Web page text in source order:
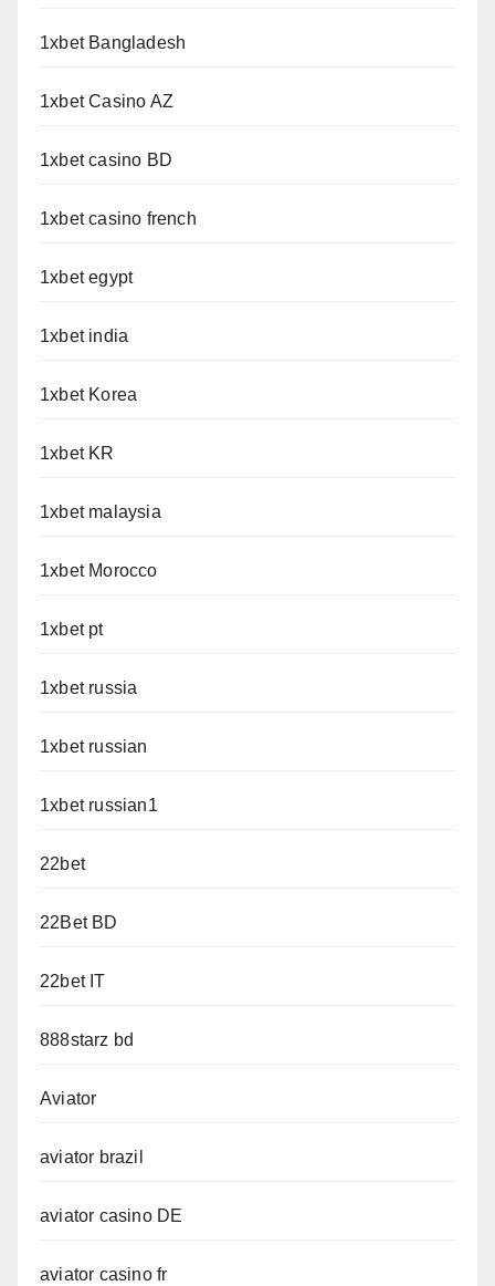
1xbet Bangladesh
1xbet Casino AZ
1xbet casino BD
1xbet casino french
1xbet egypt
1xbet india
1xbet Korea
1xbet KR
1xbet malaysia
1xbet Morocco
1xbet pt
1xbet russia
1xbet russian
1xbet russian1
22bet
22Bet BD
22bet IT
888starz bd
Aviator
aviator brazil
aviator casino DE
aviator casino fr